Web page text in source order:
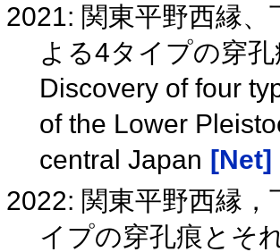
2021: 関東平野西縁
よる4タイプの穿
Discovery of four
of the Lower
central Japan [Net]
2022: 関東平野西縁
イプの穿孔痕とそ